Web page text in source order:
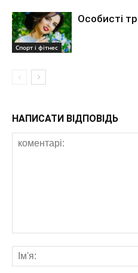
Спорт і фітнес
Особисті
НАПИСАТИ ВІДПОВІДЬ